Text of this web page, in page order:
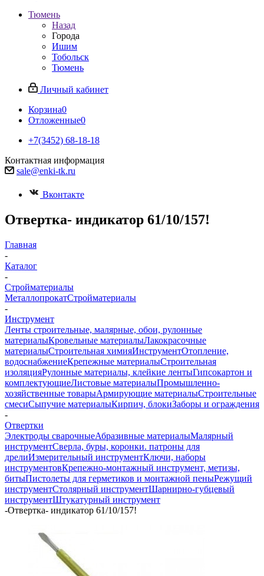
Тюмень
Назад
Города
Ишим
Тобольск
Тюмень
Личный кабинет
Корзина0
Отложенные0
+7(3452) 68-18-18
Контактная информация
sale@enki-tk.ru
Вконтакте
Отвертка- индикатор 61/10/157!
Главная
-
Каталог
-
Стройматериалы
МеталлопрокатСтройматериалы
-
Инструмент
Ленты строительные, малярные, обои, рулонные
материалыКровельные материалыЛакокрасочные
материалыСтроительная химияИнструментОтопление,
водоснабжениеКрепежные материалыСтроительная
изоляцияРулонные материалы, клейкие лентыГипсокартон и
комплектующиеЛистовые материалыПромышленно-
хозяйственные товарыАрмирующие материалыСтроительные
смесиСыпучие материалыКирпич, блокиЗаборы и ограждения
-
Отвертки
Электроды сварочныеАбразивные материалыМалярный
инструментСверла, буры, коронки. патроны для
дрелиИзмерительный инструментКлючи, наборы
инструментовКрепежно-монтажный инструмент, метизы,
битыПистолеты для герметиков и монтажной пеныРежущий
инструментСтолярный инструментШарнирно-губцевый
инструментШтукатурный инструмент
-Отвертка- индикатор 61/10/157!